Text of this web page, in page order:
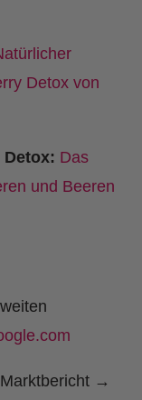
Detox von
Detox: Das
und Beeren
→